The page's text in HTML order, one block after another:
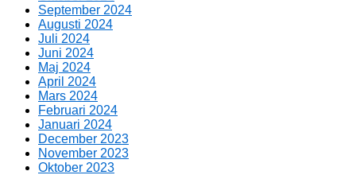
September 2024
Augusti 2024
Juli 2024
Juni 2024
Maj 2024
April 2024
Mars 2024
Februari 2024
Januari 2024
December 2023
November 2023
Oktober 2023